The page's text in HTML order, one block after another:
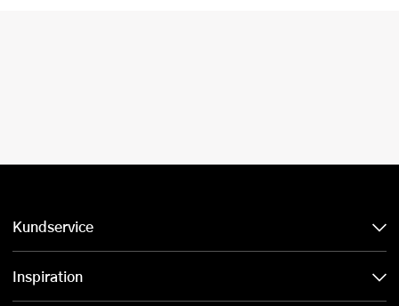
Kundservice
Inspiration